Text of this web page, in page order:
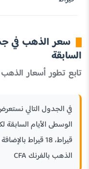
سعر الذهب في
السابقة
تابع تطور أسعار
في الجدول التالي
قيراط، 18
الذهب بالفرنك CFA